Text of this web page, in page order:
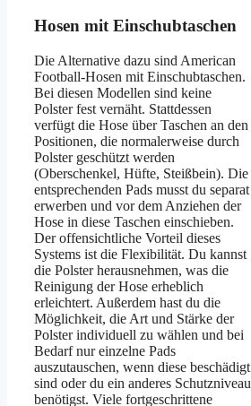
Hosen mit Einschubtaschen
Die Alternative dazu sind American
Football-Hosen mit Einschubtaschen.
Bei diesen Modellen sind keine
Polster fest vernäht. Stattdessen
verfügt die Hose über Taschen an den
Positionen, die normalerweise durch
Polster geschützt werden
(Oberschenkel, Hüfte, Steißbein). Die
entsprechenden Pads musst du separat
erwerben und vor dem Anziehen der
Hose in diese Taschen einschieben.
Der offensichtliche Vorteil dieses
Systems ist die Flexibilität. Du kannst
die Polster herausnehmen, was die
Reinigung der Hose erheblich
erleichtert. Außerdem hast du die
Möglichkeit, die Art und Stärke der
Polster individuell zu wählen und bei
Bedarf nur einzelne Pads
auszutauschen, wenn diese beschädigt
sind oder du ein anderes Schutzniveau
benötigst. Viele fortgeschrittene